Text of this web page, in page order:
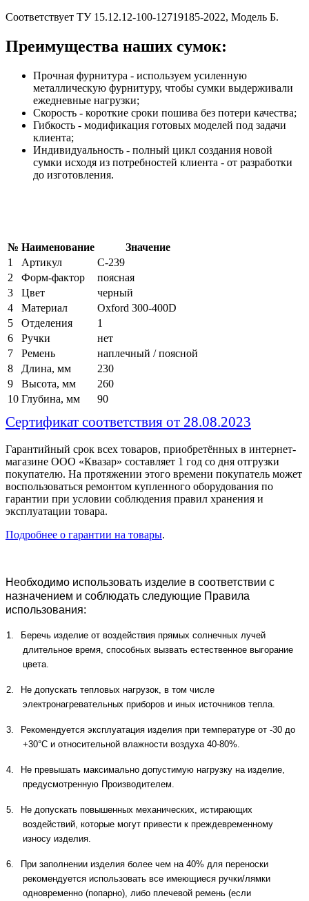
Соответствует ТУ 15.12.12-100-12719185-2022, Модель Б.
Преимущества наших сумок:
Прочная фурнитура - используем усиленную
металлическую фурнитуру, чтобы сумки выдерживали
ежедневные нагрузки;
Скорость - короткие сроки пошива без потери качества;
Гибкость - модификация готовых моделей под задачи
клиента;
Индивидуальность - полный цикл создания новой
сумки исходя из потребностей клиента - от разработки
до изготовления.
№ Наименование
Значение
1
Артикул
С-239
2
Форм-фактор
поясная
3
Цвет
черный
4
Материал
Oxford 300-400D
5
Отделения
1
6
Ручки
нет
7
Ремень
наплечный / поясной
8
Длина, мм
230
9
Высота, мм
260
10 Глубина, мм 90
Сертификат соответствия от 28.08.2023
Гарантийный срок всех товаров, приобретённых в интернет-
магазине ООО «Квазар» составляет 1 год со дня отгрузки
покупателю. На протяжении этого времени покупатель может
воспользоваться ремонтом купленного оборудования по
гарантии при условии соблюдения правил хранения и
эксплуатации товара.
Подробнее о гарантии на товары.
Необходимо использовать изделие в соответствии с
назначением и соблюдать следующие Правила
использования:
1.
Беречь изделие от воздействия прямых солнечных лучей
длительное время, способных вызвать естественное выгорание
цвета.
2.
Не допускать тепловых нагрузок, в том числе
электронагревательных приборов и иных источников тепла.
3.
Рекомендуется эксплуатация изделия при температуре от -30 до
+30°С и относительной влажности воздуха 40-80%.
4.
Не превышать максимально допустимую нагрузку на изделие,
предусмотренную Производителем.
5.
Не допускать повышенных механических, истирающих
воздействий, которые могут привести к преждевременному
износу изделия.
6.
При заполнении изделия более чем на 40% для переноски
рекомендуется использовать все имеющиеся ручки/лямки
одновременно (попарно), либо плечевой ремень (если